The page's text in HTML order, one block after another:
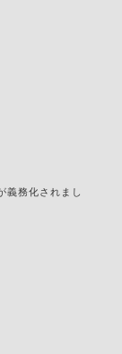
義務化されまし